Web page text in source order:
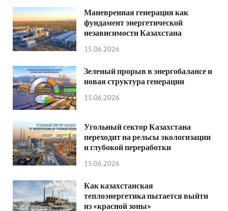
Маневренная генерация как
фундамент энергетической
независимости Казахстана
15.06.2026
Зеленый прорыв в энергобалансе и
новая структура генерации
15.06.2026
Угольный сектор Казахстана
переходит на рельсы экологизации
и глубокой переработки
15.06.2026
Как казахстанская
теплоэнергетика пытается выйти
из «красной зоны»